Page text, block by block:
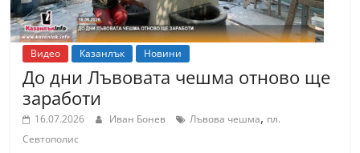
z
a
n
l
a
k
Видео Казанлък Новини
До дни Лъвовата чешма отново ще
заработи
16.07.2026 Иван Бонев Лъвова чешма, пл.
Севтополис